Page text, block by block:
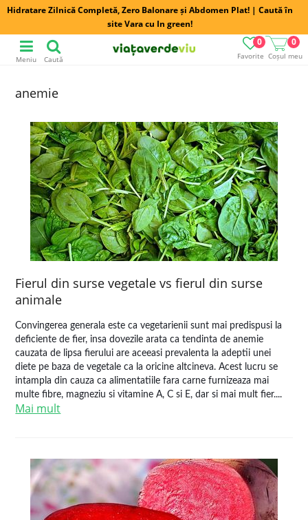
Hidratare Zilnică Completă, Zero Balonare și Abdomen Plat! | Caută în
site Vara cu In green!
Favorite
0
Coșul meu
0
Meniu Caută
anemie
Fierul din surse vegetale vs fierul din surse
animale
Convingerea generala este ca vegetarienii sunt mai predispusi la
deficiente de fier, insa dovezile arata ca tendinta de anemie
cauzata de lipsa fierului are aceeasi prevalenta la adeptii unei
diete pe baza de vegetale ca la oricine altcineva. Acest lucru se
intampla din cauza ca alimentatiile fara carne furnizeaza mai
multe fibre, magneziu si vitamine A, C si E, dar si mai mult fier....
Mai mult